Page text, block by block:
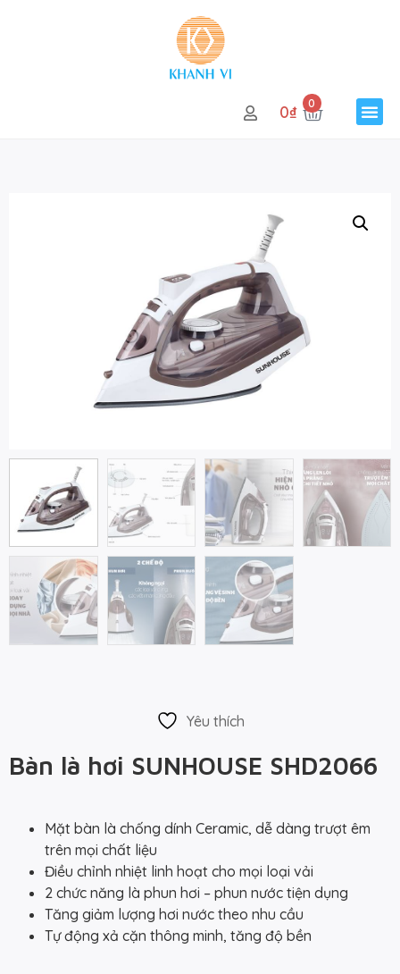
0₫ 0
Yêu thích
Bàn là hơi SUNHOUSE SHD2066
Mặt bàn là chống dính Ceramic, dễ dàng trượt êm
trên mọi chất liệu
Điều chỉnh nhiệt linh hoạt cho mọi loại vải
2 chức năng là phun hơi – phun nước tiện dụng
Tăng giảm lượng hơi nước theo nhu cầu
Tự động xả cặn thông minh, tăng độ bền